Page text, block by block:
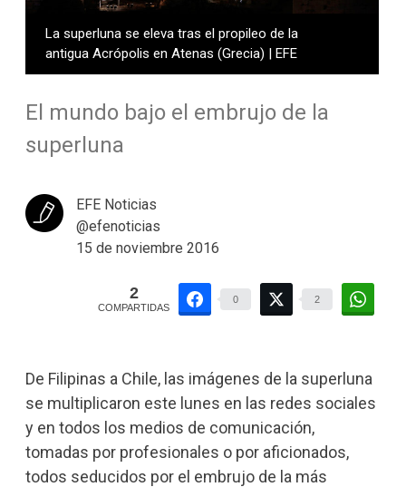
La superluna se eleva tras el propileo de la
antigua Acrópolis en Atenas (Grecia) | EFE
El mundo bajo el embrujo de la
superluna
EFE Noticias
@efenoticias
15 de noviembre 2016
2
COMPARTIDAS
0 2
De Filipinas a Chile, las imágenes de la superluna
se multiplicaron este lunes en las redes sociales
y en todos los medios de comunicación,
tomadas por profesionales o por aficionados,
todos seducidos por el embrujo de la más